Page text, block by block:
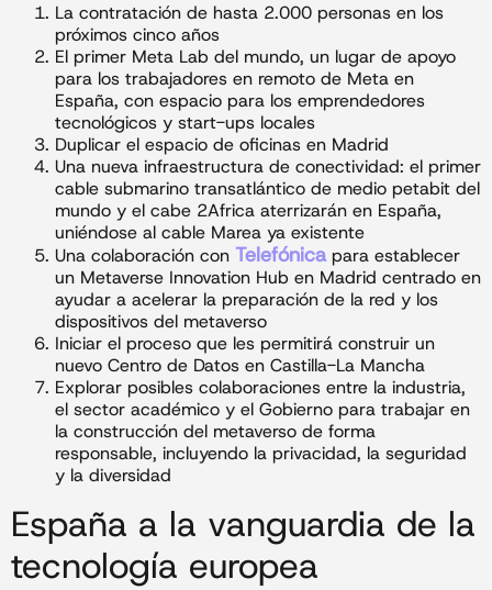
La contratación de hasta 2.000 personas en los
próximos cinco años
El primer Meta Lab del mundo, un lugar de apoyo
para los trabajadores en remoto de Meta en
España, con espacio para los emprendedores
tecnológicos y start-ups locales
Duplicar el espacio de oficinas en Madrid
Una nueva infraestructura de conectividad: el primer
cable submarino transatlántico de medio petabit del
mundo y el cabe 2Africa aterrizarán en España,
uniéndose al cable Marea ya existente
Una colaboración con Telefónica para establecer
un Metaverse Innovation Hub en Madrid centrado en
ayudar a acelerar la preparación de la red y los
dispositivos del metaverso
Iniciar el proceso que les permitirá construir un
nuevo Centro de Datos en Castilla-La Mancha
Explorar posibles colaboraciones entre la industria,
el sector académico y el Gobierno para trabajar en
la construcción del metaverso de forma
responsable, incluyendo la privacidad, la seguridad
y la diversidad
España a la vanguardia de la
tecnología europea